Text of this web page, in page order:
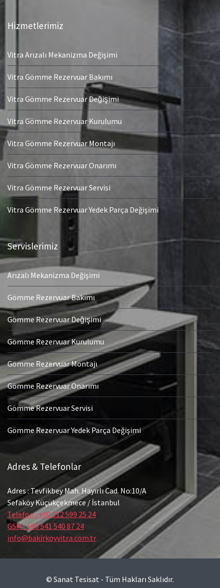
Hizmetlerimiz
Vitra Arızalı Mekanizma Değişimi
Vitra Gömme Rezervuar Bakımı
Vitra Gömme Rezervuar Değişimi
Vitra Gömme Rezervuar Kurulumu
Vitra Gömme Rezervuar Montajı
Vitra Gömme Rezervuar Onarımı
Vitra Gömme Rezervuar Servisi
Vitra Gömme Rezervuar Yedek Parça Değişimi
Servislerimiz
Arızalı Mekanizma Değişimi
Gömme Rezervuar Bakımı
Gömme Rezervuar Değişimi
Gömme Rezervuar Kurulumu
Gömme Rezervuar Montajı
Gömme Rezervuar Onarımı
Gömme Rezervuar Servisi
Gömme Rezervuar Yedek Parça Değişimi
Adres & Telefonlar
Adres : Tevfikbey Mah. Hayırlı Cad. No:10/A
Sefaköy Küçükçekmece / İstanbul
Telefon : +90 212 599 25 24
GSM : +90 541 540 87 24
info@bakirkoyvitra.com.tr
© Sanat Tesisat - Tüm Hakları Saklıdır.